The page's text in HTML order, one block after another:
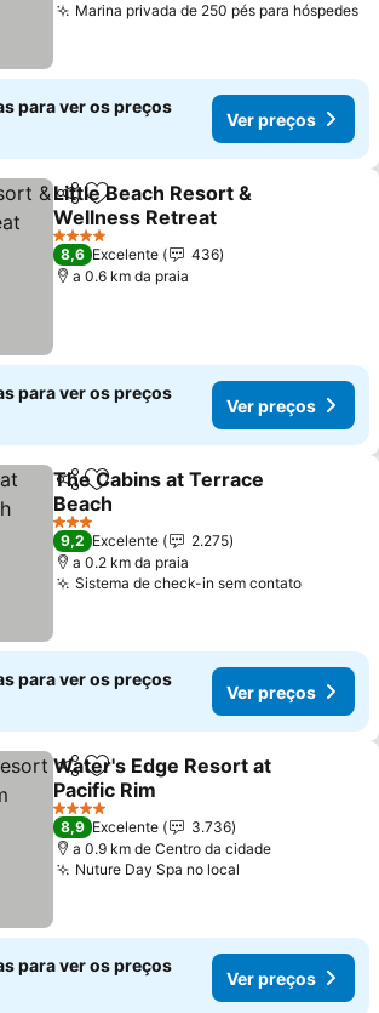
Marina privada de 250 pés para hóspedes
para ver os preços
Ver preços
PartilharAdicionar aos favoritos
Little Beach Resort &
Wellness Retreat
Ver preços
4 Estrelas
8,6 Excelente
436
a 0.6 km da praia
para ver os preços
Ver preços
PartilharAdicionar aos favoritos
The Cabins at Terrace
Beach
Ver preços
3 Estrelas
9,2 Excelente
2.275
a 0.2 km da praia
Sistema de check-in sem contatoVer
para ver os preços
Ver preços
PartilharAdicionar aos favoritos
Water's Edge Resort at
Pacific Rim
Ver preços
4 Estrelas
8,9 Excelente
3.736
a 0.9 km de Centro da cidade
Nuture Day Spa no local
para ver os preços
Ver preços